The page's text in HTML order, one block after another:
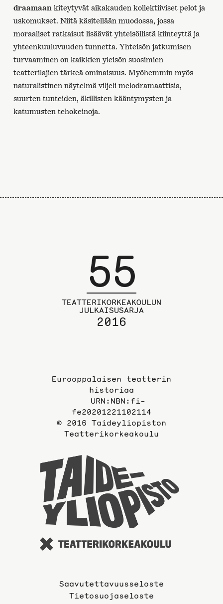
draamaan kiteytyvät aikakauden kollektiiviset pelot ja
uskomukset. Niitä käsitellään muodossa, jossa
moraaliset ratkaisut lisäävät yhteisöllistä kiinteyttä ja
yhteenkuuluvuuden tunnetta. Yhteisön jatkumisen
turvaaminen on kaikkien yleisön suosimien
teatterilajien tärkeä ominaisuus. Myöhemmin myös
naturalistinen näytelmä viljeli melodramaattisia,
suurten tunteiden, äkillisten kääntymysten ja
katumusten tehokeinoja.
55
TEATTERIKORKEAKOULUN
JULKAISUSARJA
2016
Eurooppalaisen teatterin
historiaa
URN:NBN:fi-
fe20201221102114
© 2016 Taideyliopiston
Teatterikorkeakoulu
Saavutettavuusseloste
Tietosuojaseloste